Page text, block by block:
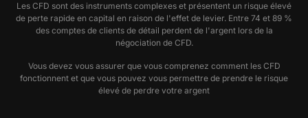
Les CFD sont des instruments complexes et présentent un risque élevé
de perte rapide en capital en raison de l'effet de levier. Entre 74 et 89 %
des comptes de clients de détail perdent de l'argent lors de la
négociation de CFD.
Vous devez vous assurer que vous comprenez comment les CFD
fonctionnent et que vous pouvez vous permettre de prendre le risque
élevé de perdre votre argent